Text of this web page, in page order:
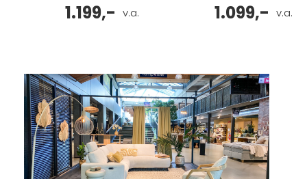
v.a.
1.199,-
v.a.
1.099,-